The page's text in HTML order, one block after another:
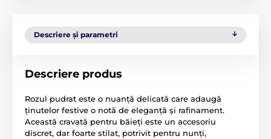
Descriere și parametri
Descriere produs
Rozul pudrat este o nuanță delicată care adaugă
ținutelor festive o notă de eleganță și rafinament.
Această cravată pentru băieți este un accesoriu
discret, dar foarte stilat, potrivit pentru nunți,